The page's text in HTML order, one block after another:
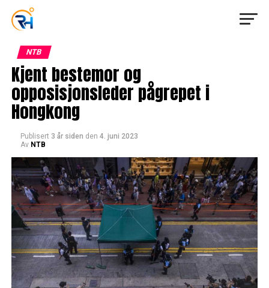
NTB
Kjent bestemor og
opposisjonsleder pågrepet i
Hongkong
Publisert 3 år siden den 4. juni 2023
Av NTB